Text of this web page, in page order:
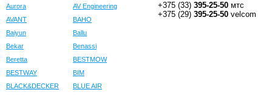
Aurora
AV Engineering
AVANT
BAHO
Baiyun
Ballu
Bekar
Benassi
Beretta
BESTMOW
BESTWAY
BIM
BLACK&DECKER
BLUE AIR
+375 (33) 395-25-50 мтс
+375 (29) 395-25-50 velcom